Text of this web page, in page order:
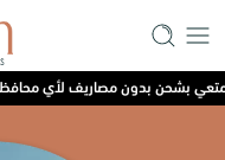
بشحن بدون مصاريف لأي محافظة وخصومات